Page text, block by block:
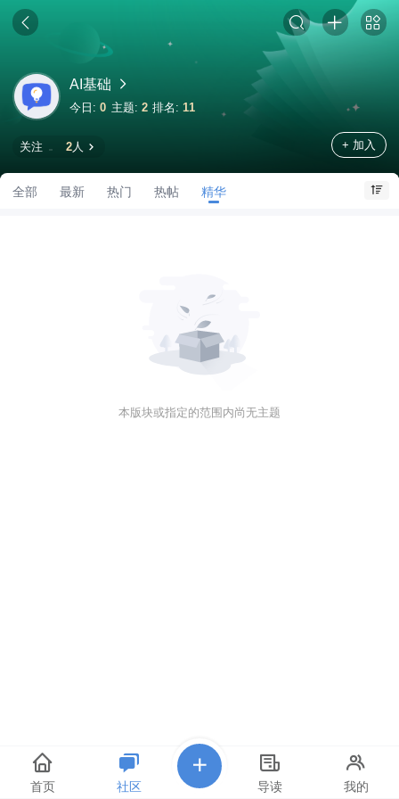
AI基础
今日: 0 主题: 2 排名: 11
关注 2人 + 加入
全部 最新 热门 热帖 精华
本版块或指定的范围内尚无主题
首页 社区 导读 我的